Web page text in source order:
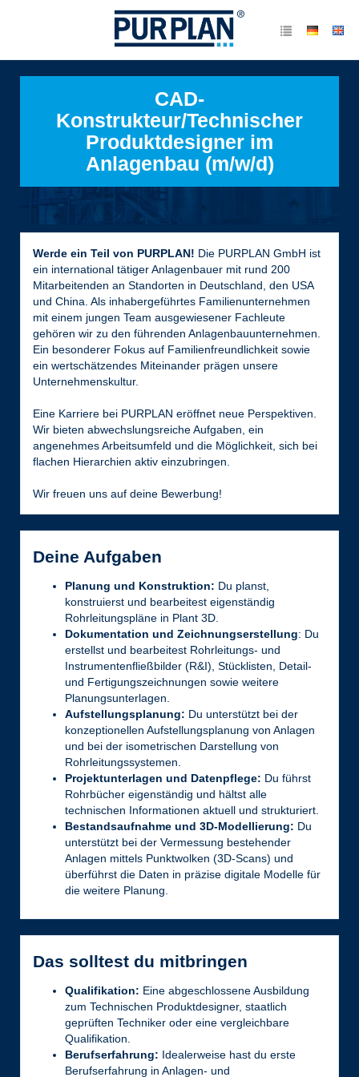
CAD-
Konstrukteur/Technischer
Produktdesigner im
Anlagenbau (m/w/d)
Werde ein Teil von PURPLAN! Die PURPLAN GmbH ist
ein international tätiger Anlagenbauer mit rund 200
Mitarbeitenden an Standorten in Deutschland, den USA
und China. Als inhabergeführtes Familienunternehmen
mit einem jungen Team ausgewiesener Fachleute
gehören wir zu den führenden Anlagenbauunternehmen.
Ein besonderer Fokus auf Familienfreundlichkeit sowie
ein wertschätzendes Miteinander prägen unsere
Unternehmenskultur.
Eine Karriere bei PURPLAN eröffnet neue Perspektiven.
Wir bieten abwechslungsreiche Aufgaben, ein
angenehmes Arbeitsumfeld und die Möglichkeit, sich bei
flachen Hierarchien aktiv einzubringen.
Wir freuen uns auf deine Bewerbung!
Deine Aufgaben
Planung und Konstruktion: Du planst,
konstruierst und bearbeitest eigenständig
Rohrleitungspläne in Plant 3D.
Dokumentation und Zeichnungserstellung: Du
erstellst und bearbeitest Rohrleitungs- und
Instrumentenfließbilder (R&I), Stücklisten, Detail-
und Fertigungszeichnungen sowie weitere
Planungsunterlagen.
Aufstellungsplanung: Du unterstützt bei der
konzeptionellen Aufstellungsplanung von Anlagen
und bei der isometrischen Darstellung von
Rohrleitungssystemen.
Projektunterlagen und Datenpflege: Du führst
Rohrbücher eigenständig und hältst alle
technischen Informationen aktuell und strukturiert.
Bestandsaufnahme und 3D-Modellierung: Du
unterstützt bei der Vermessung bestehender
Anlagen mittels Punktwolken (3D-Scans) und
überführst die Daten in präzise digitale Modelle für
die weitere Planung.
Das solltest du mitbringen
Qualifikation: Eine abgeschlossene Ausbildung
zum Technischen Produktdesigner, staatlich
geprüften Techniker oder eine vergleichbare
Qualifikation.
Berufserfahrung: Idealerweise hast du erste
Berufserfahrung in Anlagen- und